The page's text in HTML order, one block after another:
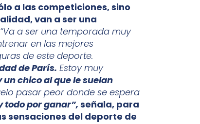
a las competiciones, sino
van a ser una
“Va a ser una temporada muy
en las mejores
de este deporte.
de París. Estoy muy
un chico al que le suelan
pasar peor donde se espera
todo por ganar”, señala, para
sensaciones del deporte de